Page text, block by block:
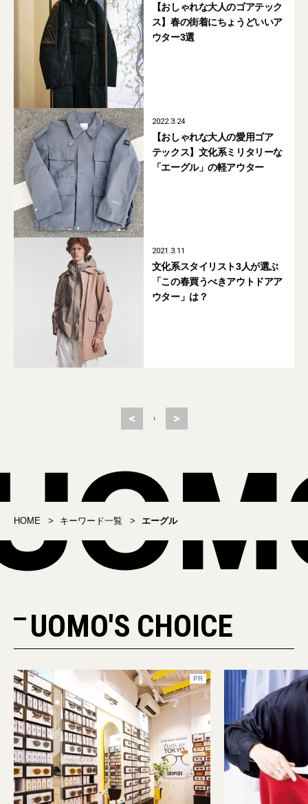
【おしゃれな大人のゴアテック
ス】春の街着にちょうどいいア
ウター3選
2022.3.24
【おしゃれな大人の愛用ゴア
テックス】文化系ミリタリーな
「エーグル」の軽アウター
2021.3.11
文化系スタイリスト3人が選ぶ
「この春買うべきアウトドアア
ウター」は？
< 1 >
HOME キーワード一覧 エーグル
UOMO'S CHOICE